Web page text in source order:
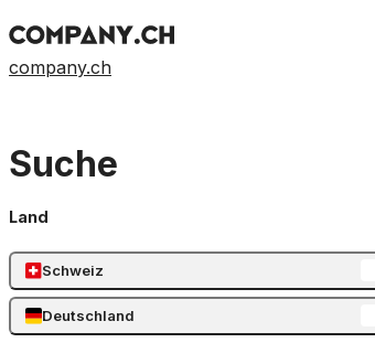
company.ch
Suche
Land
Schweiz
Deutschland